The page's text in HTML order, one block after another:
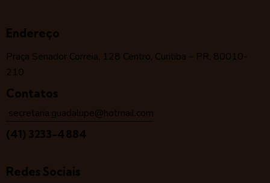
Endereço
Praça Senador Correia, 128 Centro, Curitiba – PR, 80010-
210
Contatos
secretaria.guadalupe@hotmail.com
(41) 3233-4884
Redes Sociais